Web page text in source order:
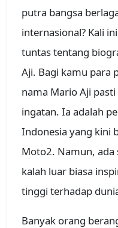
putra bangsa
internasional? Kali
tuntas tentang
Aji. Bagi kamu para
nama Mario Aji
ingatan. Ia adalah
Indonesia yang kini
Moto2. Namun, ada
kalah luar biasa
tinggi terhadap
Banyak orang